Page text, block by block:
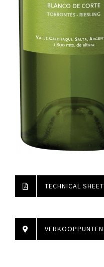
TECHNICAL SHEET
VERKOOPPUNTEN